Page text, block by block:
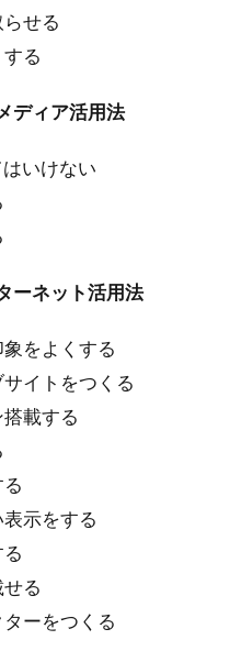
せる
る
ディア活用法
いけない
ーネット活用法
をよくする
イトをつくる
載する
示をする
る
ーをつくる